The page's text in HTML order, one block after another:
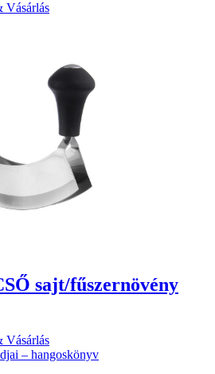
Vásárlás
sajt/fűszernövény
Vásárlás